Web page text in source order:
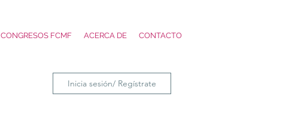
CONGRESOS FCMF ACERCA DE CONTACTO
Inicia sesión/ Regístrate